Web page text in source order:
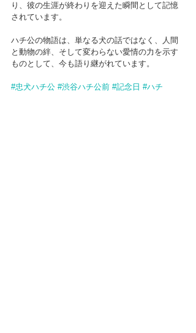
り、彼の生涯が終わりを迎えた瞬間として記憶
されています。
ハチ公の物語は、単なる犬の話ではなく、人間
と動物の絆、そして変わらない愛情の力を示す
ものとして、今も語り継がれています。
#忠犬ハチ公 #渋谷ハチ公前 #記念日 #ハチ